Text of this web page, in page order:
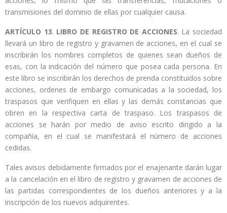
transmisiones del dominio de ellas por cualquier causa.
ARTÍCULO 13. LIBRO DE REGISTRO DE ACCIONES. La sociedad
llevará un libro de registro y gravamen de acciones, en el cual se
inscribirán los nombres completos de quienes sean dueños de
esas, con la indicación del número que posea cada persona. En
este libro se inscribirán los derechos de prenda constituidos sobre
acciones, ordenes de embargo comunicadas a la sociedad, los
traspasos que verifiquen en ellas y las demás constancias que
obren en la respectiva carta de traspaso. Los traspasos de
acciones se harán por medio de aviso escrito dirigido a la
compañía, en el cual se manifestará el número de acciones
cedidas.
Tales avisos debidamente firmados por el enajenante darán lugar
a la cancelación en el libro de registro y gravamen de acciones de
las partidas correspondientes de los dueños anteriores y a la
inscripción de los nuevos adquirentes.